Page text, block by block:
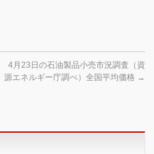
4月23日の石油製品小売市況調査（資
源エネルギー庁調べ）全国平均価格 →